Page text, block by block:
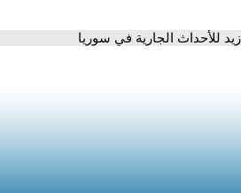
للأحداث الجارية في سوريا